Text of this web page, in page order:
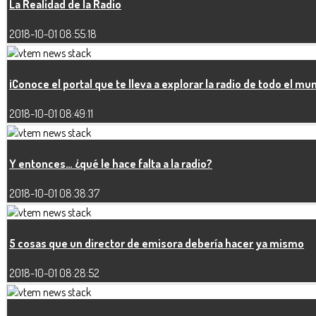
La Realidad de la Radio
2018-10-01 08:55:18
¡Conoce el portal que te lleva a explorar la radio de todo el
2018-10-01 08:49:11
Y entonces… ¿qué le hace falta a la radio?
2018-10-01 08:38:37
5 cosas que un director de emisora debería hacer ya mismo
2018-10-01 08:28:52